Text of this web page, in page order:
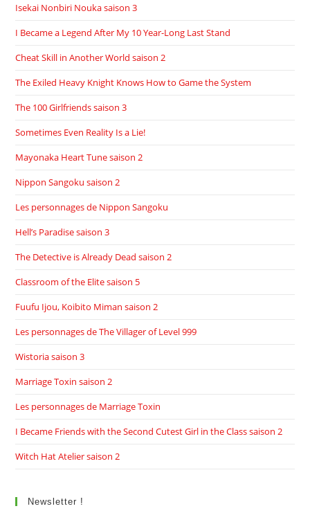
Isekai Nonbiri Nouka saison 3
I Became a Legend After My 10 Year-Long Last Stand
Cheat Skill in Another World saison 2
The Exiled Heavy Knight Knows How to Game the System
The 100 Girlfriends saison 3
Sometimes Even Reality Is a Lie!
Mayonaka Heart Tune saison 2
Nippon Sangoku saison 2
Les personnages de Nippon Sangoku
Hell’s Paradise saison 3
The Detective is Already Dead saison 2
Classroom of the Elite saison 5
Fuufu Ijou, Koibito Miman saison 2
Les personnages de The Villager of Level 999
Wistoria saison 3
Marriage Toxin saison 2
Les personnages de Marriage Toxin
I Became Friends with the Second Cutest Girl in the Class saison 2
Witch Hat Atelier saison 2
Newsletter !